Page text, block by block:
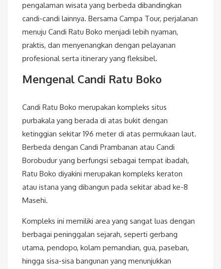
pengalaman wisata yang berbeda dibandingkan
candi-candi lainnya. Bersama Campa Tour, perjalanan
menuju Candi Ratu Boko menjadi lebih nyaman,
praktis, dan menyenangkan dengan pelayanan
profesional serta itinerary yang fleksibel.
Mengenal Candi Ratu Boko
Candi Ratu Boko merupakan kompleks situs
purbakala yang berada di atas bukit dengan
ketinggian sekitar 196 meter di atas permukaan laut.
Berbeda dengan Candi Prambanan atau Candi
Borobudur yang berfungsi sebagai tempat ibadah,
Ratu Boko diyakini merupakan kompleks keraton
atau istana yang dibangun pada sekitar abad ke-8
Masehi.
Kompleks ini memiliki area yang sangat luas dengan
berbagai peninggalan sejarah, seperti gerbang
utama, pendopo, kolam pemandian, gua, paseban,
hingga sisa-sisa bangunan yang menunjukkan